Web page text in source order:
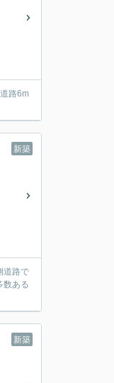
路6m
新築
道路で
数ある
新築